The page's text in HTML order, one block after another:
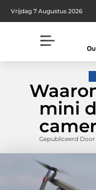
Vrijdag 7 Augustus 2026
mini
Gepubliceerd